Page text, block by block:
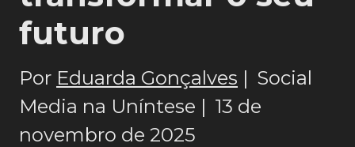
futuro
Por Eduarda Gonçalves | Social
Media na Uníntese | 13 de
novembro de 2025